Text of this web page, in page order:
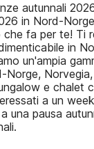
autunnali
in Nord-
che fa per te! Ti
in
un'ampia
Norge,
e chalet
a un
una pausa